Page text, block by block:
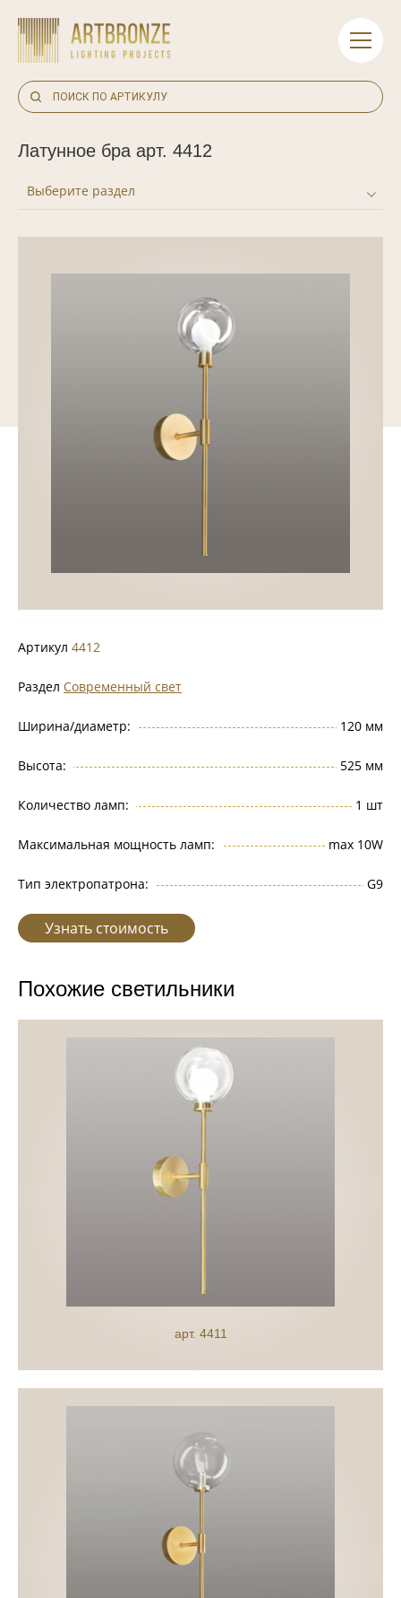
content
Латунное бра арт. 4412
Выберите раздел
Артикул 4412
Раздел Современный свет
Ширина/диаметр: 120 мм
Высота: 525 мм
Количество ламп: 1 шт
Максимальная мощность ламп: max 10W
Тип электропатрона: G9
Узнать стоимость
Похожие светильники
арт. 4411